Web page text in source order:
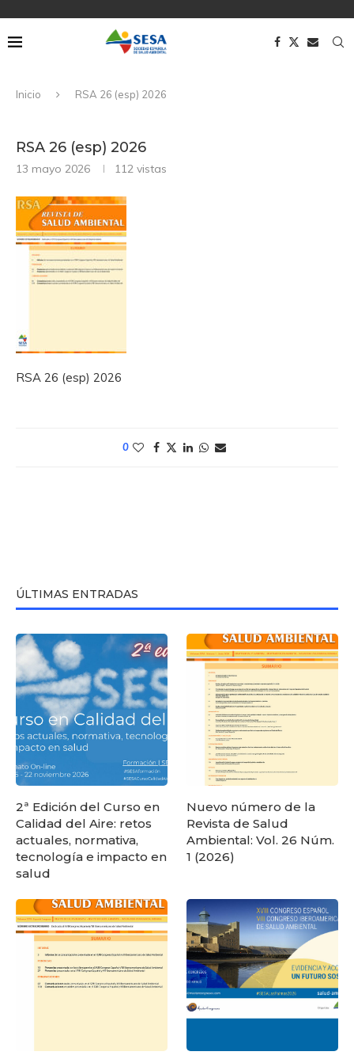
Inicio RSA 26 (esp) 2026
RSA 26 (esp) 2026
13 mayo 2026 112 vistas
RSA 26 (esp) 2026
0
ÚLTIMAS ENTRADAS
2ª Edición del Curso en
Calidad del Aire: retos
actuales, normativa,
tecnología e impacto en
salud
Nuevo número de la
Revista de Salud
Ambiental: Vol. 26 Núm.
1 (2026)